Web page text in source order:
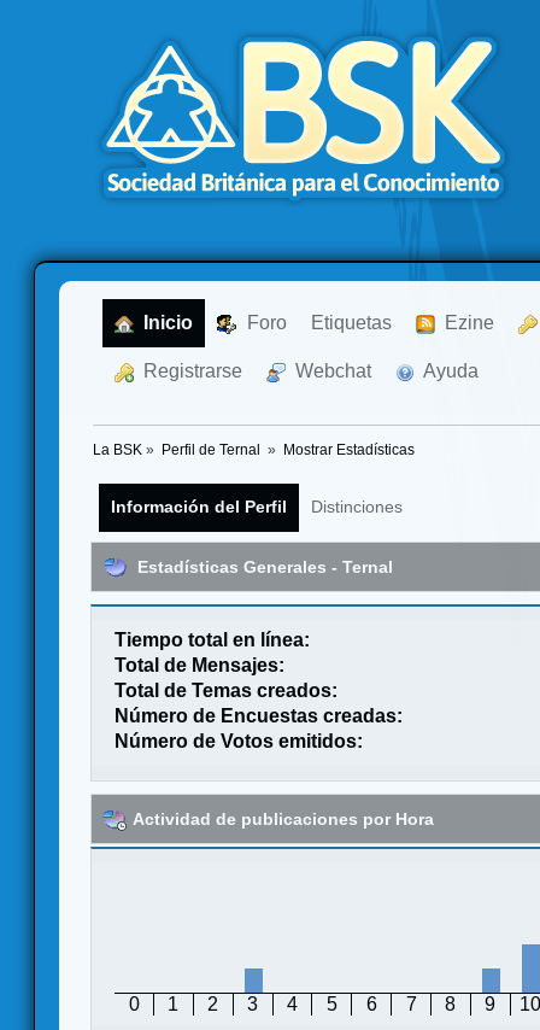
Inicio Foro Etiquetas Ezine
Registrarse Webchat Ayuda
La BSK » Perfil de Ternal » Mostrar Estadísticas
Información del Perfil Distinciones
Estadísticas Generales - Ternal
Tiempo total en línea:
Total de Mensajes:
Total de Temas creados:
Número de Encuestas creadas:
Número de Votos emitidos:
Actividad de publicaciones por Hora
0 1 2 3 4 5 6 7 8 9 10